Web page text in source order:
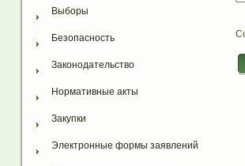
Выборы
Безопасность
Законодательство
Нормативные акты
Закупки
Электронные формы заявлений